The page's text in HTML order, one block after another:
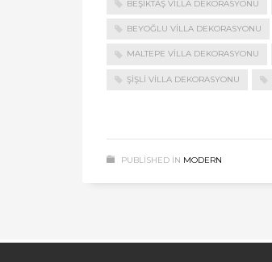
BEŞIKTAŞ VILLA DEKORASYONU
BEYOĞLU VILLA DEKORASYONU
MALTEPE VILLA DEKORASYONU
ŞIŞLI VILLA DEKORASYONU
PUBLISHED IN MODERN